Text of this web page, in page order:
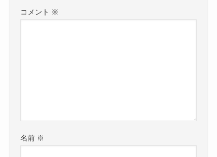
コメント ※
名前 ※